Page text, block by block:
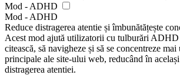
Mod - ADHD
Mod - ADHD
Reduce distragerea atentie și îmbunătățește
Acest mod ajută utilizatorii cu tulburări ADHD
citească, să navigheze și să se concentreze
principale ale site-ului web, reducând în
distragerea atentiei.